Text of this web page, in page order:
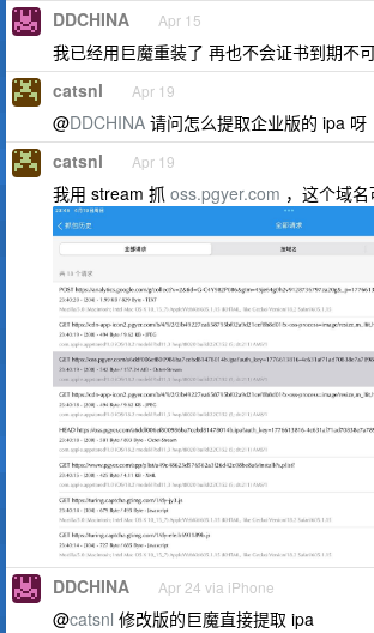
DDCHINA Apr 15
我已经用巨魔重装了 再也不会证书到期不
catsnl Apr 19
@DDCHINA 请问怎么提取企业版的 ipa 呀
catsnl Apr 19
我用 stream 抓 oss.pgyer.com ，这个域
DDCHINA Apr 24 via iPhone
@catsnl 修改版的巨魔直接提取 ipa